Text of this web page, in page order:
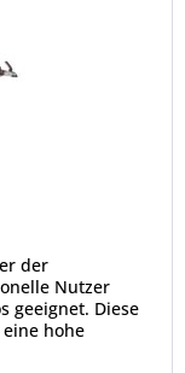
der
Nutzer
geeignet. Diese
hohe